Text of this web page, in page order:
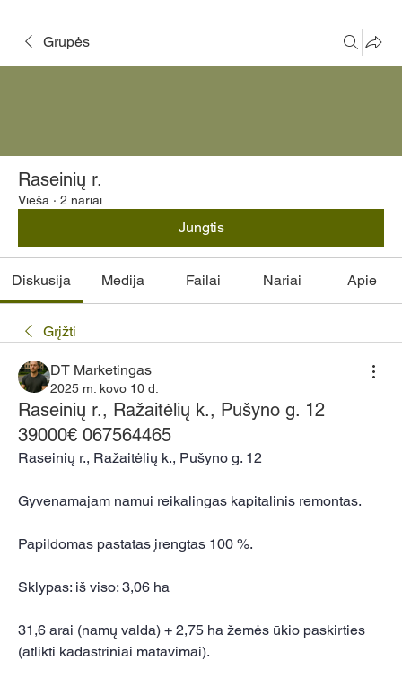
Grupės
Raseinių r.
Vieša · 2 nariai
Jungtis
Diskusija Medija Failai Nariai Apie
Grįžti
DT Marketingas
2025 m. kovo 10 d.
Raseinių r., Ražaitėlių k., Pušyno g. 12
39000€ 067564465
Raseinių r., Ražaitėlių k., Pušyno g. 12
Gyvenamajam namui reikalingas kapitalinis remontas.
Papildomas pastatas įrengtas 100 %.
Sklypas: iš viso: 3,06 ha
31,6 arai (namų valda) + 2,75 ha žemės ūkio paskirties
(atlikti kadastriniai matavimai).